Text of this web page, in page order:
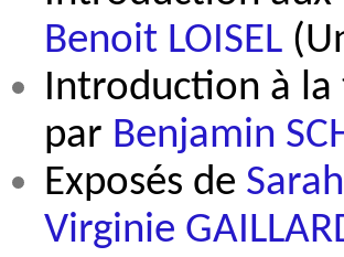
Benoit LOISEL
Introduction à la
par Benjamin
Exposés de
Virginie